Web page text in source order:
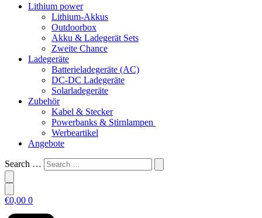
Lithium power
Lithium-Akkus
Outdoorbox
Akku & Ladegerät Sets
Zweite Chance
Ladegeräte
Batterieladegeräte (AC)
DC-DC Ladegeräte
Solarladegeräte
Zubehör
Kabel & Stecker
Powerbanks & Stirnlampen
Werbeartikel
Angebote
Search …
€0,00 0